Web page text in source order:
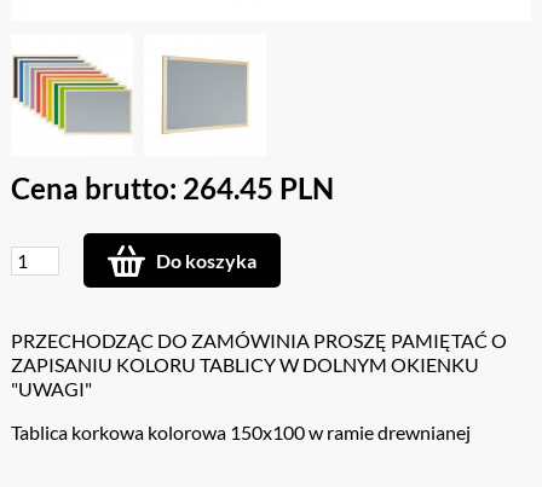
Cena brutto: 264.45 PLN
Do koszyka
PRZECHODZĄC DO ZAMÓWINIA PROSZĘ PAMIĘTAĆ O
ZAPISANIU KOLORU TABLICY W DOLNYM OKIENKU
"UWAGI"
Tablica korkowa kolorowa 150x100 w ramie drewnianej